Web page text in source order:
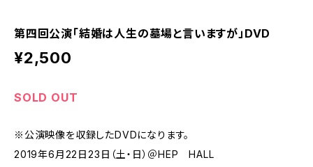
第四回公演「結婚は人生の墓場と言いますが」DVD
¥2,500
SOLD OUT
※公演映像を収録したDVDになります。
2019年6月22日23日（土・日）＠HEP HALL